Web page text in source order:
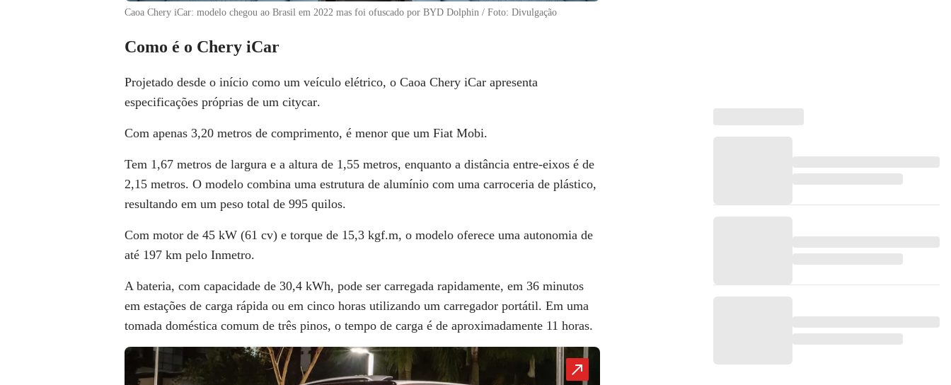
Caoa Chery iCar: modelo chegou ao Brasil em 2022 mas foi ofuscado por BYD Dolphin / Foto: Divulgação
Como é o Chery iCar
Projetado desde o início como um veículo elétrico, o Caoa Chery iCar apresenta
especificações próprias de um citycar.
Com apenas 3,20 metros de comprimento, é menor que um Fiat Mobi.
Tem 1,67 metros de largura e a altura de 1,55 metros, enquanto a distância entre-eixos é de
2,15 metros. O modelo combina uma estrutura de alumínio com uma carroceria de plástico,
resultando em um peso total de 995 quilos.
Com motor de 45 kW (61 cv) e torque de 15,3 kgf.m, o modelo oferece uma autonomia de
até 197 km pelo Inmetro.
A bateria, com capacidade de 30,4 kWh, pode ser carregada rapidamente, em 36 minutos
em estações de carga rápida ou em cinco horas utilizando um carregador portátil. Em uma
tomada doméstica comum de três pinos, o tempo de carga é de aproximadamente 11 horas.